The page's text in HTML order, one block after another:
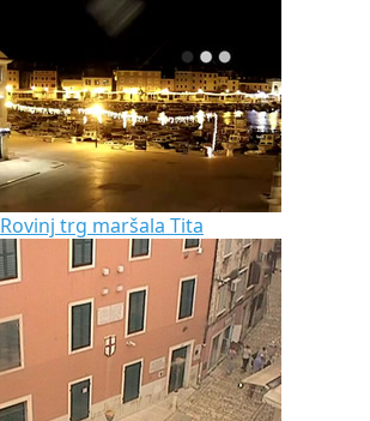
Rovinj trg maršala Tita